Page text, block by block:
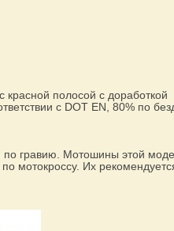
полосой с доработкой
с DOT EN, 80% по
гравию. Мотошины этой
мотокроссу. Их